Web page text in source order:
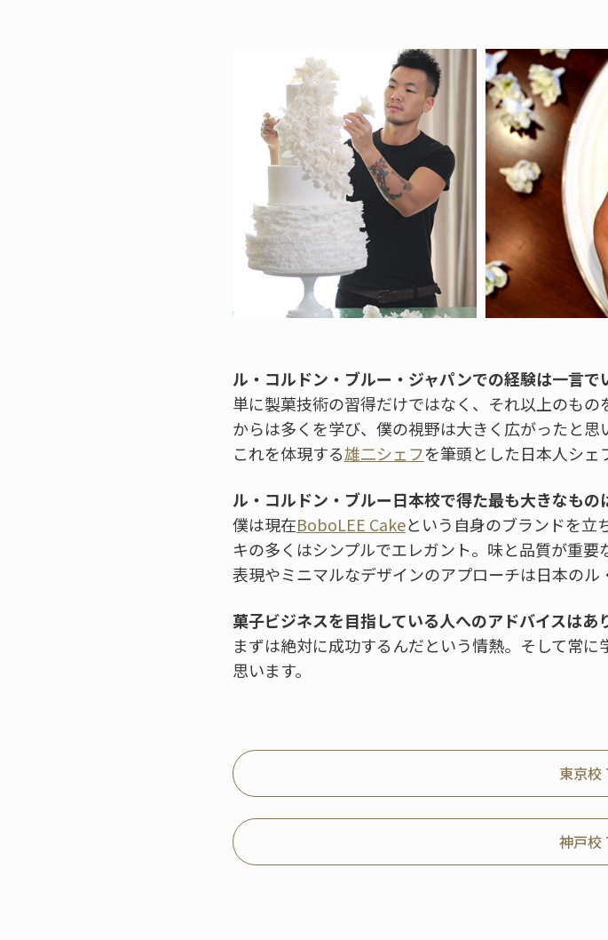
ル・コルドン・ブルー・ジャパンでの経験は一言で
単に製菓技術の習得だけではなく、それ以上のも
からは多くを学び、僕の視野は大きく広がったと思
これを体現する雄二シェフを筆頭とした日本人シェ
ル・コルドン・ブルー日本校で得た最も大きなもの
僕は現在BoboLEE Cakeという自身のブランドを立
キの多くはシンプルでエレガント。味と品質が重
表現やミニマルなデザインのアプローチは日本のル
菓子ビジネスを目指している人へのアドバイスはあ
まずは絶対に成功するんだという情熱。そして常
思います。
東京校
神戸校